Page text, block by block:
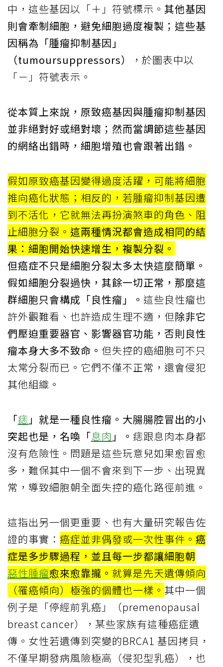
中，這些基因以「＋」符號標示。 其他基因
則會牽制細胞，避免細胞過度複製；這些基
因稱為「腫瘤抑制基因」
（tumoursuppressors）
，於圖表中以
「－」符號表示。
從本質上來說，原致癌基因與腫瘤抑制基因
並非絕對好或絕對壞；然而當調節這些基因
的網絡出錯時，細胞增殖也會跟著出錯。
假如原致癌基因變得過度活躍，可能將細胞
推向癌化狀態；相反的，若腫瘤抑制基因遭
到不活化，它就無法再扮演煞車的角色、阻
止細胞分裂。 這兩種情況都會造成相同的結
果：細胞開始快速增生，複製分裂。
但癌症不只是細胞分裂太多太快這麼簡單。
假如細胞分裂過快，其餘一切正常，那麼這
群細胞只會構成「良性瘤」。 這些良性瘤也
許外觀難看、也許造成生理不適，但除非它
們壓迫重要器官、影響器官功能，否則良性
瘤本身大多不致命。 但失控的癌細胞可不只
太常分裂而已。它們不僅不正常，還會侵犯
其他組織。
「痣 」就是一種良性瘤。大腸腸腔冒出的小
突起也是，名喚「息肉 」。 痣跟息肉本身都
沒有危險性。問題是這些玩意兒如果愈冒愈
多，難保其中一個不會來到下一步、出現異
常，導致細胞朝全面失控的癌化路徑前進。
這指出另一個更重要、也有大量研究報告佐
證的事實： 癌症並非偶發或一次性事件。 癌
症是多步驟過程，並且每一步都讓細胞朝
惡性腫瘤愈來愈靠攏。 就算是先天遺傳傾向
（罹癌傾向）極強的個體也一樣。 其中一個
例子是「停經前乳癌」（premenopausal
breast cancer），某些家族有這種癌症遺
傳。女性若遺傳到突變的BRCA1 基因拷貝，
不僅早期發病風險極高（侵犯型乳癌），也